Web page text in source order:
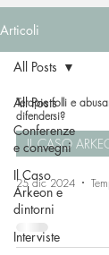
Articoli
All Posts
Conferenze
e convegni
Il Caso
Arkeon e
dintorni
Interviste
All Posts
Terapie folli e
difendersi?
IL CASO
25 dic 2024